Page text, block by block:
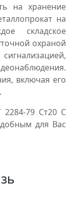
на хранение
на
складское
охраной
включая его
2284-79 Ст20 С
для Вас